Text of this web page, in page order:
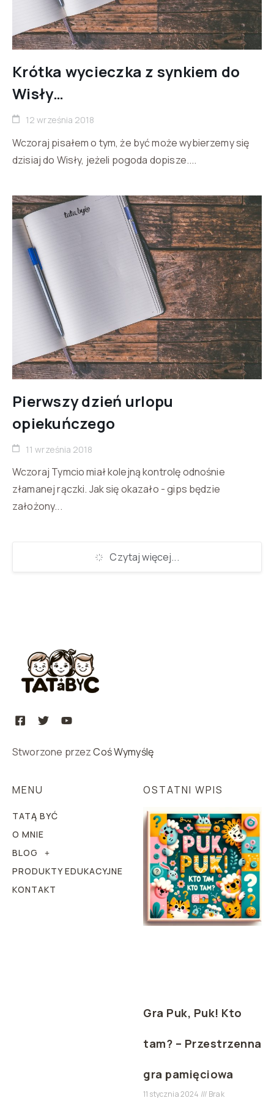
Krótka wycieczka z synkiem do
Wisły…
12 września 2018
Wczoraj pisałem o tym, że być może wybierzemy się
dzisiaj do Wisły, jeżeli pogoda dopisze....
Pierwszy dzień urlopu
opiekuńczego
11 września 2018
Wczoraj Tymcio miał kolejną kontrolę odnośnie
złamanej rączki. Jak się okazało - gips będzie
założony...
Czytaj więcej...
Stworzone przezCoś Wymyślę
MENU
TATĄ BYĆ
O MNIE
BLOG
PRODUKTY EDUKACYJNE
KONTAKT
OSTATNI WPIS
Gra Puk, Puk! Kto
tam? – Przestrzenna
gra pamięciowa
11 stycznia 2024
Brak